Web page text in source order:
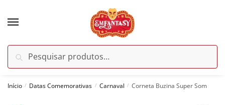
por:
Pesquisar
Início / Datas Comemorativas / Carnaval / Corneta Buzina Super Som